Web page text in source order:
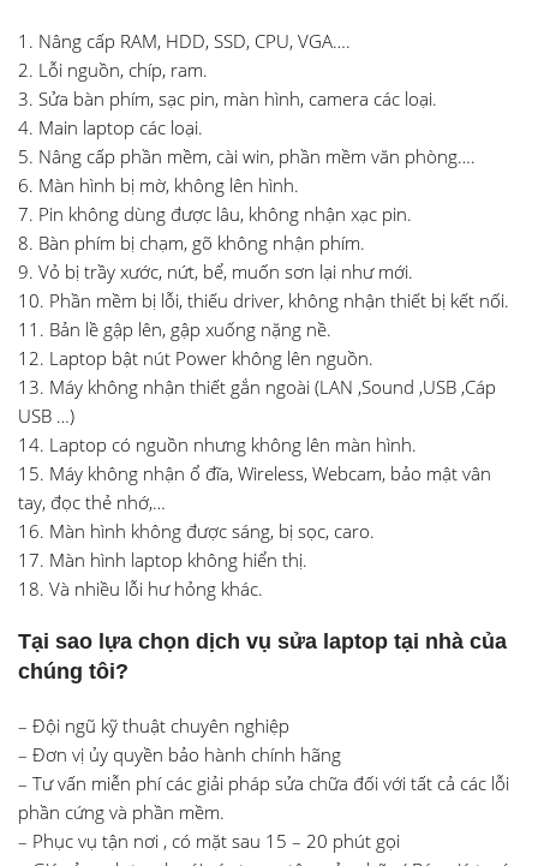
1. Nâng cấp RAM, HDD, SSD, CPU, VGA….
2. Lỗi nguồn, chíp, ram.
3. Sửa bàn phím, sạc pin, màn hình, camera các loại.
4. Main laptop các loại.
5. Nâng cấp phần mềm, cài win, phần mềm văn phòng….
6. Màn hình bị mờ, không lên hình.
7. Pin không dùng được lâu, không nhận xạc pin.
8. Bàn phím bị chạm, gõ không nhận phím.
9. Vỏ bị trầy xước, nứt, bể, muốn sơn lại như mới.
10. Phần mềm bị lỗi, thiếu driver, không nhận thiết bị kết nối.
11. Bản lề gập lên, gập xuống nặng nề.
12. Laptop bật nút Power không lên nguồn.
13. Máy không nhận thiết gắn ngoài (LAN ,Sound ,USB ,Cáp
USB …)
14. Laptop có nguồn nhưng không lên màn hình.
15. Máy không nhận ổ đĩa, Wireless, Webcam, bảo mật vân
tay, đọc thẻ nhớ,…
16. Màn hình không được sáng, bị sọc, caro.
17. Màn hình laptop không hiển thị.
18. Và nhiều lỗi hư hỏng khác.
Tại sao lựa chọn dịch vụ sửa laptop tại nhà của
chúng tôi?
– Đội ngũ kỹ thuật chuyên nghiệp
– Đơn vị ủy quyền bảo hành chính hãng
– Tư vấn miễn phí các giải pháp sửa chữa đối với tất cả các lỗi
phần cứng và phần mềm.
– Phục vụ tận nơi , có mặt sau 15 – 20 phút gọi